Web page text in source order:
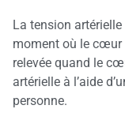
La tension
moment où le cœur
relevée quand le
artérielle à l’aide
personne.